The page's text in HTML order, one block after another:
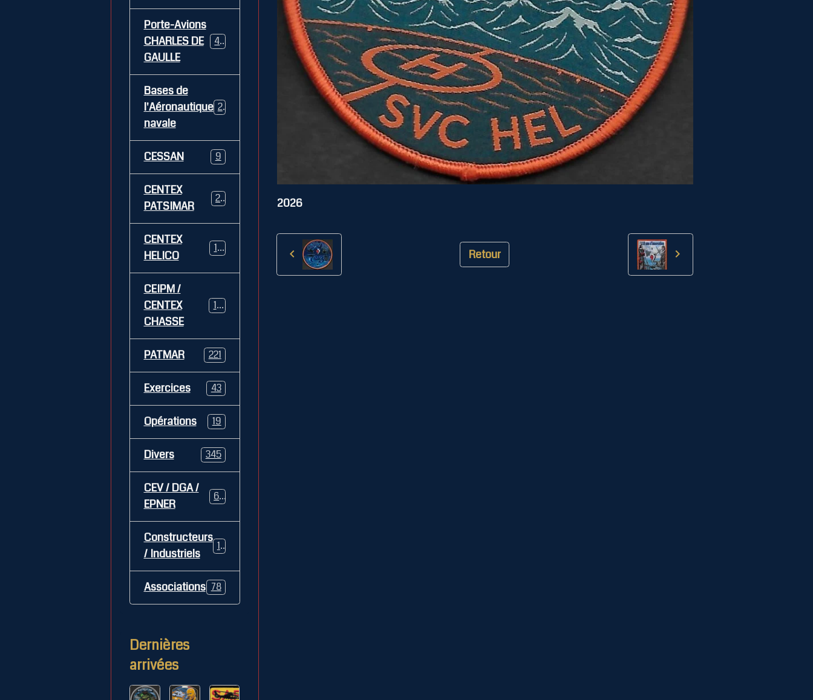
2026
Retour
Porte-Avions
CHARLES DE
GAULLE
469
Bases de
l'Aéronautique
navale
269
CESSAN 9
CENTEX
PATSIMAR
21
CENTEX
HELICO
14
CEIPM /
CENTEX
CHASSE
108
PATMAR 221
Exercices 43
Opérations 19
Divers 345
CEV / DGA /
EPNER
62
Constructeurs
/ Industriels
127
Associations 78
Dernières
arrivées